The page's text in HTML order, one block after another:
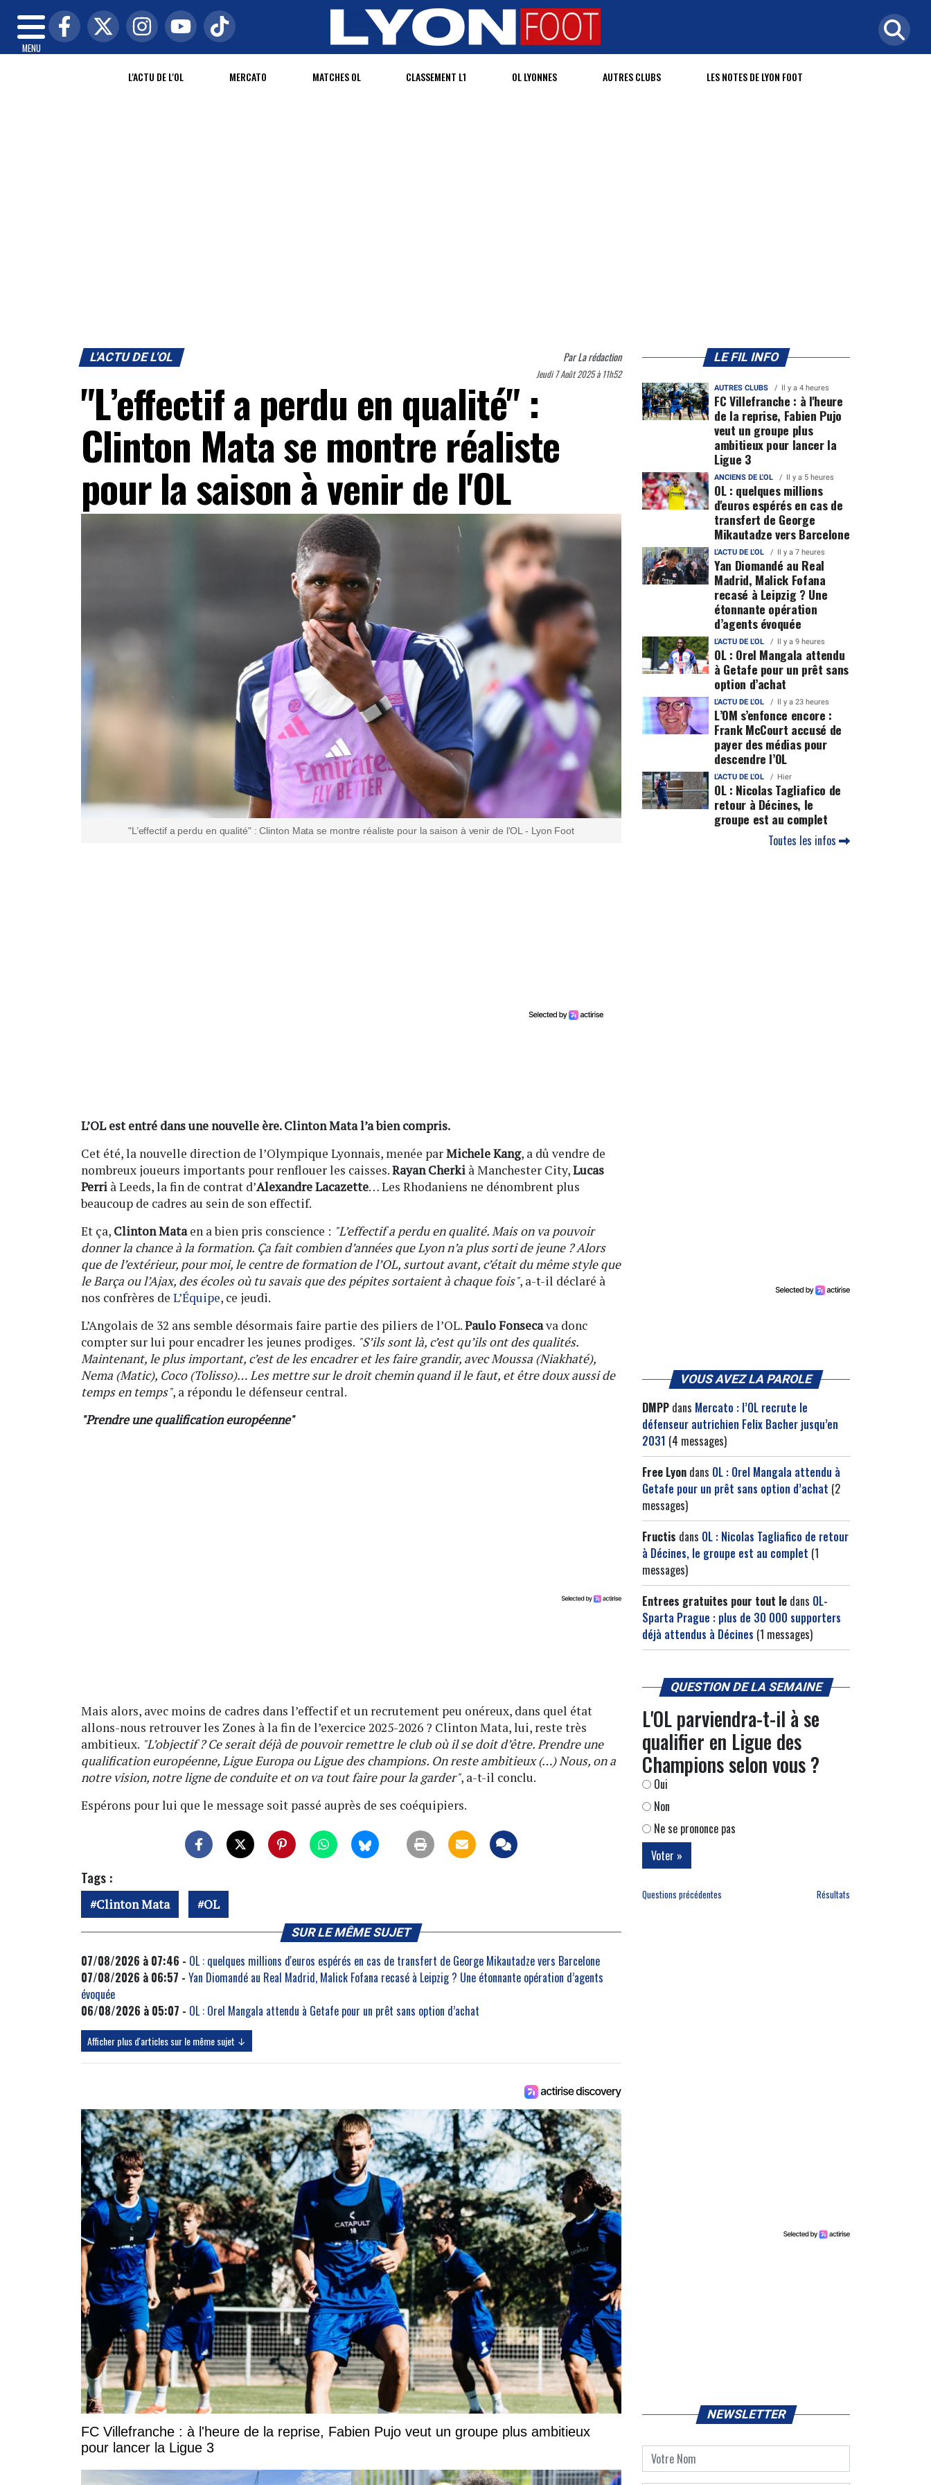
MENU
L'ACTU DE L'OL MERCATO MATCHES OL CLASSEMENT L1 OL LYONNES AUTRES CLUBS LES NOTES DE LYON FOOT
L'ACTU DE L'OL ParLa rédaction
Jeudi 7 Août 2025 à 11h52
"L’effectif a perdu en qualité" :
Clinton Mata se montre réaliste
pour la saison à venir de l'OL
"L’effectif a perdu en qualité" : Clinton Mata se montre réaliste pour la saison à venir de l'OL - Lyon Foot
L’OL est entré dans une nouvelle ère. Clinton Mata l’a bien compris.
Cet été, la nouvelle direction de l’Olympique Lyonnais, menée parMichele Kang, a dû vendre de
nombreux joueurs importants pour renflouer les caisses.Rayan Cherki à Manchester City,Lucas
Perri à Leeds, la fin de contrat d’Alexandre Lacazette… Les Rhodaniens ne dénombrent plus
beaucoup de cadres au sein de son effectif.
Et ça, Clinton Mataen a bien pris conscience : "L’effectif a perdu en qualité. Mais on va pouvoir
donner la chance à la formation. Ça fait combien d’années que Lyon n’a plus sorti de jeune ? Alors
que de l’extérieur, pour moi, le centre de formation de l’OL, surtout avant, c’était du même style que
le Barça ou l’Ajax, des écoles où tu savais que des pépites sortaient à chaque fois", a-t-il déclaré à
nos confrères de L’Équipe, ce jeudi.
L’Angolais de 32 ans semble désormais faire partie des piliers de l’OL.Paulo Fonsecava donc
compter sur lui pour encadrer les jeunes prodiges. "S’ils sont là, c’est qu’ils ont des qualités.
Maintenant, le plus important, c’est de les encadrer et les faire grandir, avec Moussa (Niakhaté),
Nema (Matic), Coco (Tolisso)… Les mettre sur le droit chemin quand il le faut, et être doux aussi de
temps en temps", a répondu le défenseur central.
"Prendre une qualification européenne"
Mais alors, avec moins de cadres dans l’effectif et un recrutement peu onéreux, dans quel état
allons-nous retrouver les Zones à la fin de l’exercice 2025-2026 ? Clinton Mata, lui, reste très
ambitieux. "L’objectif ? Ce serait déjà de pouvoir remettre le club où il se doit d’être. Prendre une
qualification européenne, Ligue Europa ou Ligue des champions. On reste ambitieux (…) Nous, on a
notre vision, notre ligne de conduite et on va tout faire pour la garder", a-t-il conclu.
Espérons pour lui que le message soit passé auprès de ses coéquipiers.
Tags :
Clinton Mata OL
SUR LE MÊME SUJET
07/08/2026 à 07:46 - OL : quelques millions d'euros espérés en cas de transfert de George Mikautadze vers Barcelone
07/08/2026 à 06:57 - Yan Diomandé au Real Madrid, Malick Fofana recasé à Leipzig ? Une étonnante opération d’agents
évoquée
06/08/2026 à 05:07 - OL : Orel Mangala attendu à Getafe pour un prêt sans option d’achat
Afficher plus d'articles sur le même sujet ↓
FC Villefranche : à l'heure de la reprise, Fabien Pujo veut un groupe plus ambitieux
pour lancer la Ligue 3
LE FIL INFO
AUTRES CLUBS Il y a 4 heures
FC Villefranche : à l'heure
de la reprise, Fabien Pujo
veut un groupe plus
ambitieux pour lancer la
Ligue 3
ANCIENS DE L'OL Il y a 5 heures
OL : quelques millions
d'euros espérés en cas de
transfert de George
Mikautadze vers Barcelone
L'ACTU DE L'OL Il y a 7 heures
Yan Diomandé au Real
Madrid, Malick Fofana
recasé à Leipzig ? Une
étonnante opération
d’agents évoquée
L'ACTU DE L'OL Il y a 9 heures
OL : Orel Mangala attendu
à Getafe pour un prêt sans
option d’achat
L'ACTU DE L'OL Il y a 23 heures
L’OM s’enfonce encore :
Frank McCourt accusé de
payer des médias pour
descendre l’OL
L'ACTU DE L'OL Hier
OL : Nicolas Tagliafico de
retour à Décines, le
groupe est au complet
Toutes les infos
VOUS AVEZ LA PAROLE
DMPP dans Mercato : l’OL recrute le
défenseur autrichien Felix Bacher jusqu’en
2031 (4 messages)
Free Lyon dans OL : Orel Mangala attendu à
Getafe pour un prêt sans option d’achat (2
messages)
Fructis dans OL : Nicolas Tagliafico de retour
à Décines, le groupe est au complet (1
messages)
Entrees gratuites pour tout le dans OL-
Sparta Prague : plus de 30 000 supporters
déjà attendus à Décines (1 messages)
QUESTION DE LA SEMAINE
L'OL parviendra-t-il à se
qualifier en Ligue des
Champions selon vous ?
Oui
Non
Ne se prononce pas
Questions précédentes Résultats
NEWSLETTER